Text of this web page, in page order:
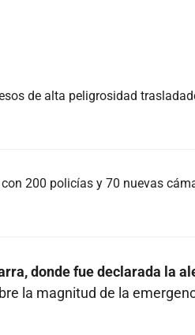
de alta peligrosidad
200 policías y 70 nuevas
donde fue declarada la
la magnitud de la